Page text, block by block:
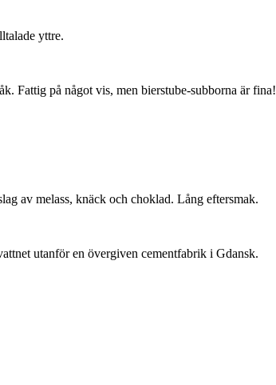
yttre.
Fattig på något vis, men bierstube-subborna är fina!
av melass, knäck och choklad. Lång eftersmak.
utanför en övergiven cementfabrik i Gdansk.